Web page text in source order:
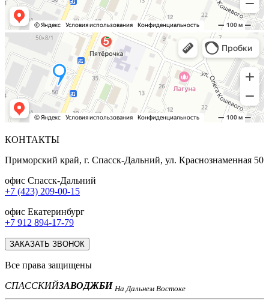
КОНТАКТЫ
Приморский край, г. Спасск-Дальний, ул. Краснознаменная 50
офис Спасск-Дальний
+7 (423) 209-00-15
офис Екатеринбург
+7 912 894-17-79
ЗАКАЗАТЬ ЗВОНОК
Все права защищены
СПАССКИЙЗАВОДЖБИ На Дальнем Востоке